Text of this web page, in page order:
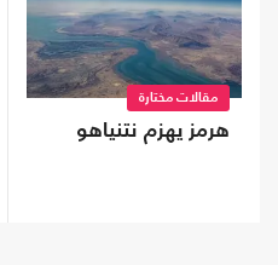
مقالات مختارة
هرمز يهزم نتنياهو